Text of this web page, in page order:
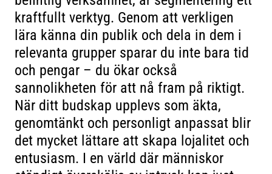
kraftfullt verktyg. Genom att verkligen
lära känna din publik och dela in dem i
relevanta grupper sparar du inte bara tid
och pengar – du ökar också
sannolikheten för att nå fram på riktigt.
När ditt budskap upplevs som äkta,
genomtänkt och personligt anpassat blir
det mycket lättare att skapa lojalitet och
entusiasm. I en värld där människor